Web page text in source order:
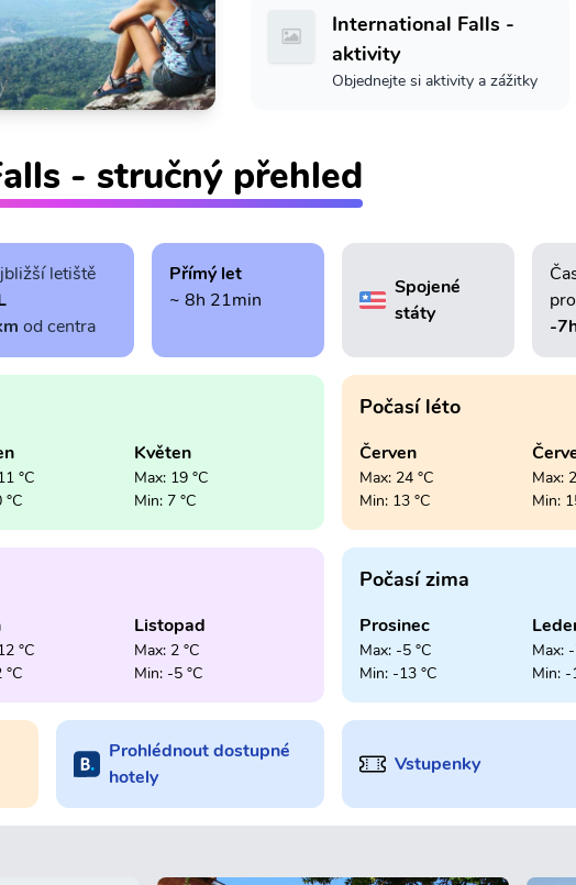
International Falls -
aktivity
Objednejte si aktivity a zážitky
- stručný přehled
letiště
od centra
Přímý let
~ 8h 21min
Spojené
státy
-
°C
°C
Květen
Max: 19 °C
Min: 7 °C
Počasí léto
Červen
Max: 24 °C
Min: 13 °C
Max:
Min:
°C
°C
Listopad
Max: 2 °C
Min: -5 °C
Počasí zima
Prosinec
Max: -5 °C
Min: -13 °C
Max:
Min: -
Prohlédnout dostupné
hotely
Vstupenky